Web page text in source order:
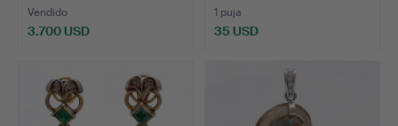
Vendido
3.700 USD
1 puja
35 USD